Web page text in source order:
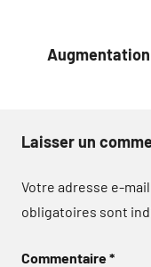
Augmentation
Laisser un
Votre adresse e-
obligatoires sont
Commentaire*